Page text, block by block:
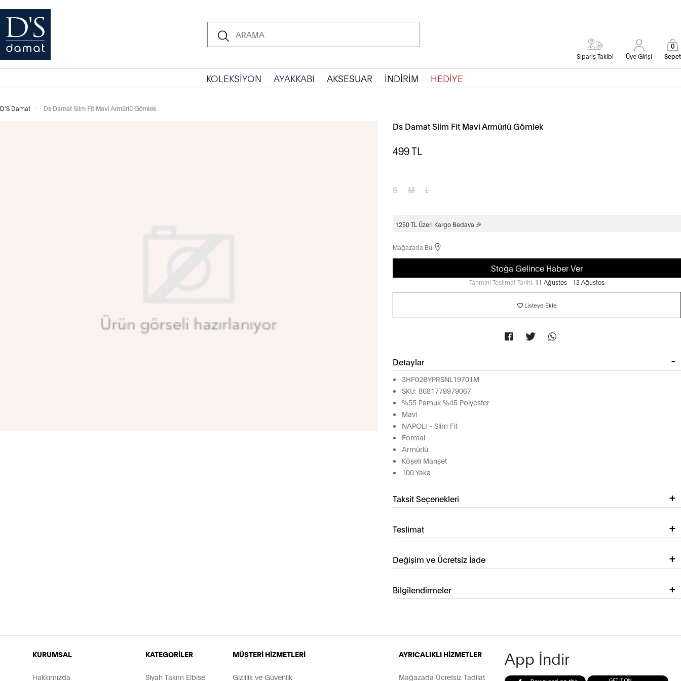
Sipariş Takibi Üye Girişi Sepet
0
KOLEKSİYON AYAKKABI AKSESUAR İNDİRİM HEDİYE
D'S Damat Ds Damat Slim Fit Mavi Armürlü Gömlek
Ds Damat Slim Fit Mavi Armürlü Gömlek
499TL
S M L
1250 TL Üzeri Kargo Bedava 🎉
Mağazada Bul
Stoğa Gelince Haber Ver
Tahmini Teslimat Tarihi: 11 Ağustos - 13 Ağustos
Listeye Ekle
Detaylar
3HF02BYPRSNL19701M
SKU: 8681779979067
%55 Pamuk %45 Polyester
Mavi
NAPOLI - Slim Fit
Formal
Armürlü
Köşeli Manşet
100 Yaka
Taksit Seçenekleri
Teslimat
Değişim ve Ücretsiz İade
Bilgilendirmeler
KURUMSAL
Hakkımızda
KATEGORİLER
Siyah Takım Elbise
MÜŞTERİ HİZMETLERİ
Gizlilik ve Güvenlik
AYRICALIKLI HİZMETLER
Mağazada Ücretsiz Tadilat
App İndir